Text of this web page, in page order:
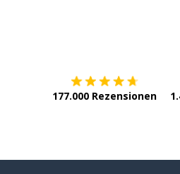
177.000 Rezensionen